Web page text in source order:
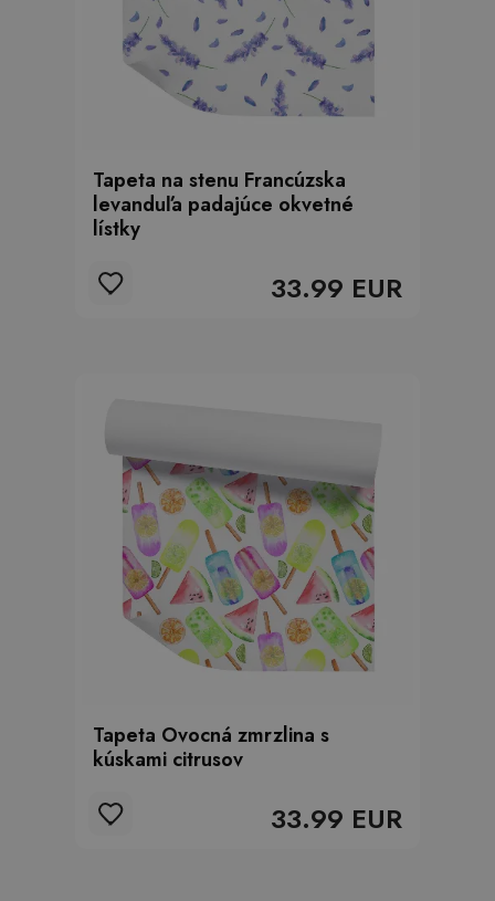
Tapeta na stenu Francúzska
levanduľa padajúce okvetné
lístky
33.99 EUR
Tapeta Ovocná zmrzlina s
kúskami citrusov
33.99 EUR